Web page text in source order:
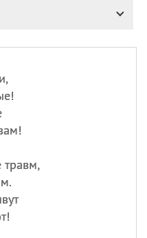
Николая Чудотворца
День полета на
празднуют именины
Герман